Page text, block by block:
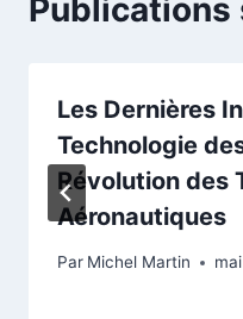
Publications
Les Dernières
Technologie
Révolution des
Aéronautiques
Par Michel Martin